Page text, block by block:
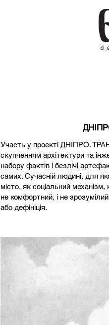
Участь у проекті ДНІПРО.
скупченням архітектури та
набору фактів і безлічі
самих. Сучасній людині, для
місто, як соціальний
не комфортний, і не
або дефініція.